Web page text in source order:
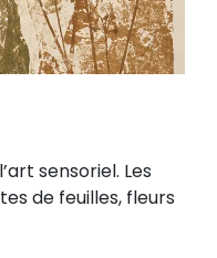
sensoriel. Les
de feuilles, fleurs